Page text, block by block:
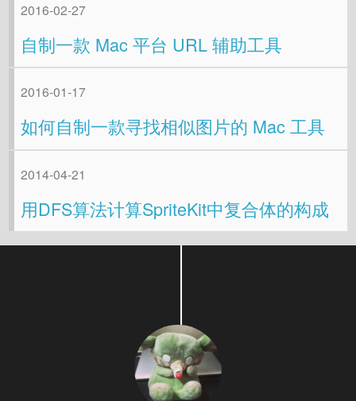
2016-02-27
自制一款 Mac 平台 URL 辅助工具
2016-01-17
如何自制一款寻找相似图片的 Mac 工具
2014-04-21
用DFS算法计算SpriteKit中复合体的构成